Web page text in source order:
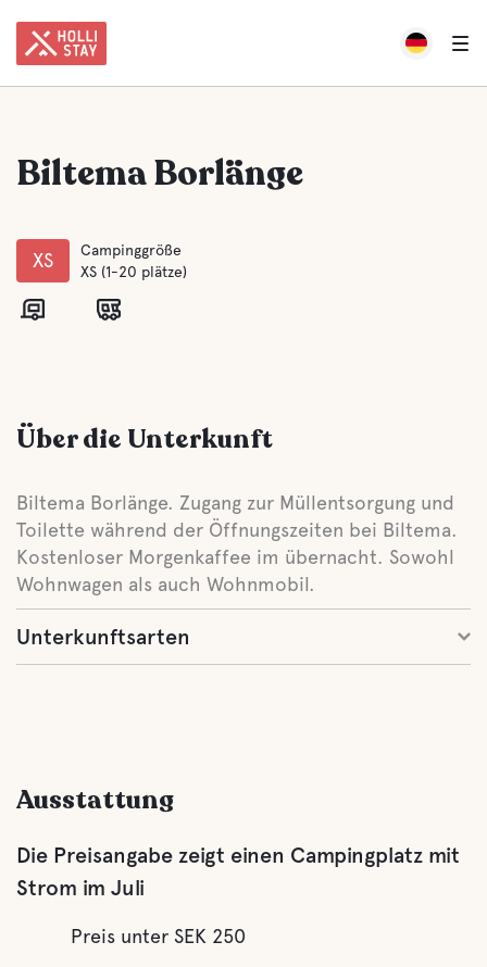
Biltema Borlänge
XS
Campinggröße
XS (1-20 plätze)
Über die Unterkunft
Biltema Borlänge. Zugang zur Müllentsorgung und
Toilette während der Öffnungszeiten bei Biltema.
Kostenloser Morgenkaffee im übernacht. Sowohl
Wohnwagen als auch Wohnmobil.
Unterkunftsarten
Ausstattung
Die Preisangabe zeigt einen Campingplatz mit
Strom im Juli
Preis unter SEK 250